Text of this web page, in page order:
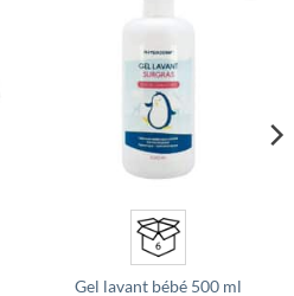
Gel lavant bébé 500 ml